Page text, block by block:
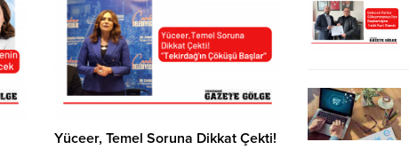
Yüceer, Temel Soruna Dikkat Çekti!